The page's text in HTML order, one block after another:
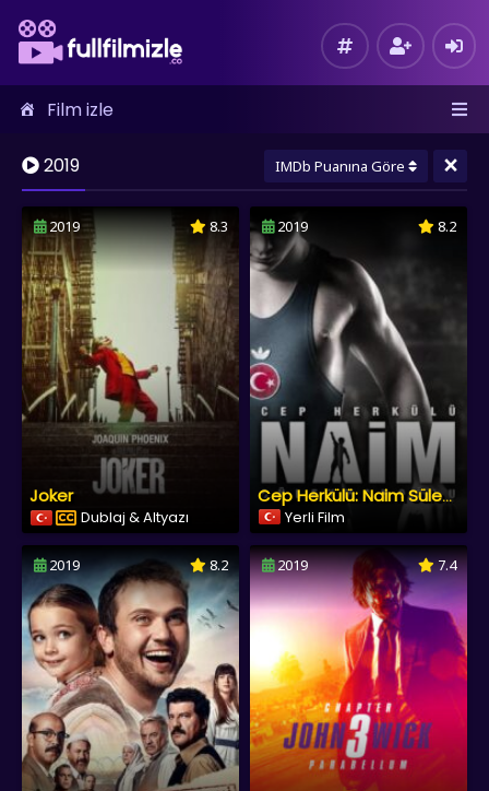
Film izle
2019 IMDb Puanına Göre ×
2019 8.3
Joker
Dublaj & Altyazı
2019 8.2
Cep Herkülü: Naim Süleymanoğlu
Yerli Film
2019 8.2 2019 7.4